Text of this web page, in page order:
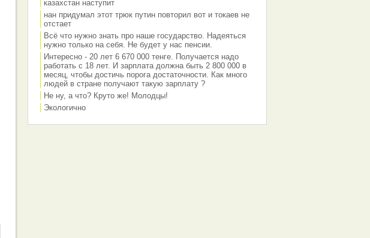
казахстан наступит
нан придумал этот трюк путин повторил вот и токаев не
отстает
Всё что нужно знать про наше государство. Надеяться
нужно только на себя. Не будет у нас пенсии.
Интересно - 20 лет 6 670 000 тенге. Получается надо
работать с 18 лет. И зарплата должна быть 2 800 000 в
месяц, чтобы достичь порога достаточности. Как много
людей в стране получают такую зарплату ?
Не ну, а что? Круто же! Молодцы!
Экологично